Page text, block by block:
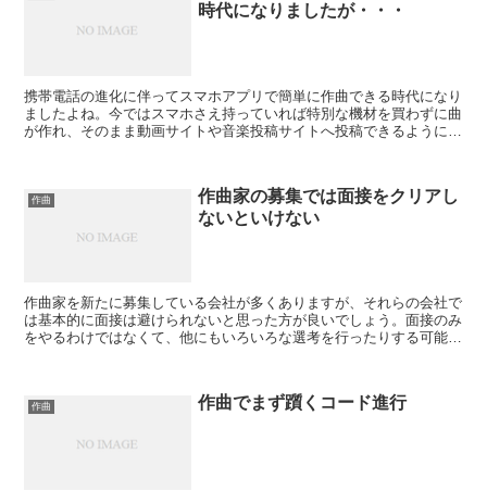
時代になりましたが・・・
携帯電話の進化に伴ってスマホアプリで簡単に作曲できる時代になり
ましたよね。今ではスマホさえ持っていれば特別な機材を買わずに曲
が作れ、そのまま動画サイトや音楽投稿サイトへ投稿できるようにな
作曲
作曲家の募集では面接をクリアし
ないといけない
作曲家を新たに募集している会社が多くありますが、それらの会社で
は基本的に面接は避けられないと思った方が良いでしょう。面接のみ
をやるわけではなくて、他にもいろいろな選考を行ったりする可能性
作曲 作曲でまず躓くコード進行